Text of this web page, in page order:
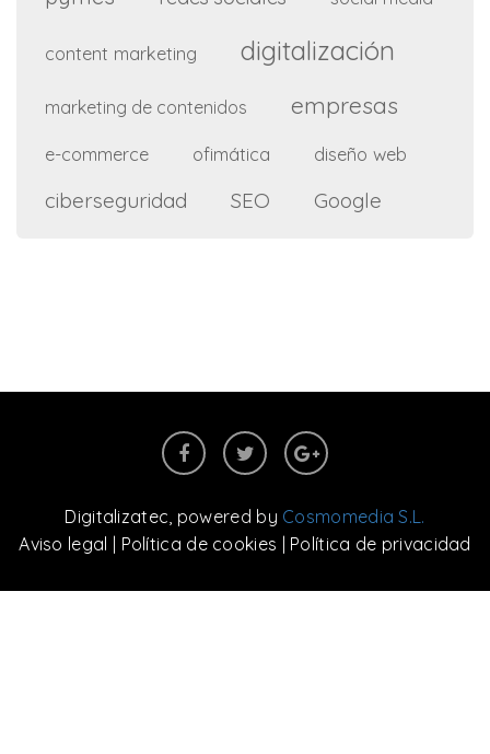
content marketing digitalización
marketing de contenidos empresas
e-commerce ofimática diseño web
ciberseguridad SEO Google
Digitalizatec, powered by Cosmomedia S.L.
Aviso legal
Política de cookies Política de privacidad